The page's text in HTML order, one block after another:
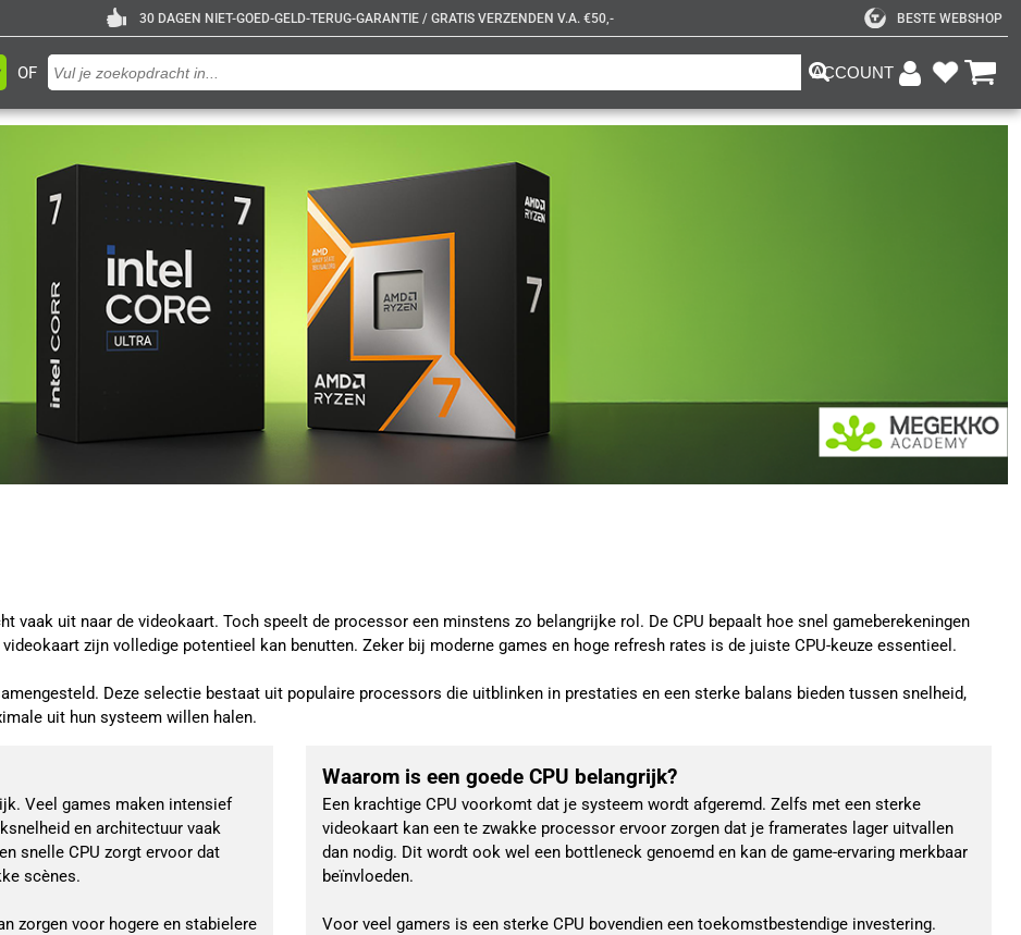
30 DAGEN NIET-GOED-GELD-TERUG-GARANTIE / GRATIS VERZENDEN V.A. €50,- BESTE WEBSHOP
OF ACCOUNT
vaak uit naar de videokaart. Toch speelt de processor een minstens zo belangrijke rol. De CPU bepaalt hoe snel gameberekeningen
zijn volledige potentieel kan benutten. Zeker bij moderne games en hoge refresh rates is de juiste CPU-keuze essentieel.
Deze selectie bestaat uit populaire processors die uitblinken in prestaties en een sterke balans bieden tussen snelheid,
uit hun systeem willen halen.
Veel games maken intensief
en architectuur vaak
snelle CPU zorgt ervoor dat
scènes.
zorgen voor hogere en stabielere
Waarom is een goede CPU belangrijk?
Een krachtige CPU voorkomt dat je systeem wordt afgeremd. Zelfs met een sterke
videokaart kan een te zwakke processor ervoor zorgen dat je framerates lager uitvallen
dan nodig. Dit wordt ook wel een bottleneck genoemd en kan de game-ervaring merkbaar
beïnvloeden.
Voor veel gamers is een sterke CPU bovendien een toekomstbestendige investering.